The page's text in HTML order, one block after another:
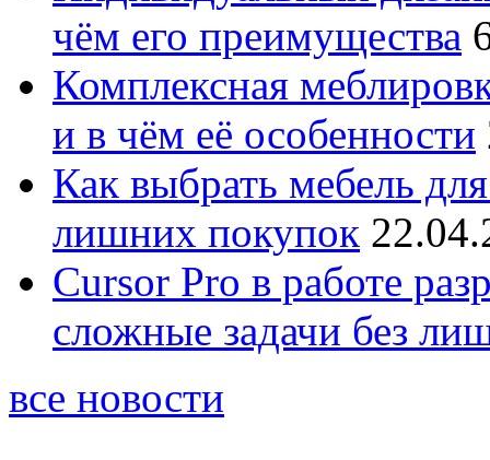
чём его преимущества
Комплексная
и в чём её особенности
Как выбрать мебель
лишних покупок
Cursor Pro в работе
сложные задачи без
все новости